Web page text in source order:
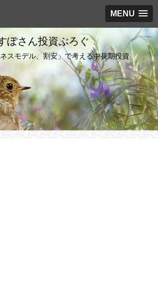
MENU
ぽさん投資ぶろぐ
ネスモデル、割安」で考える中長期投資